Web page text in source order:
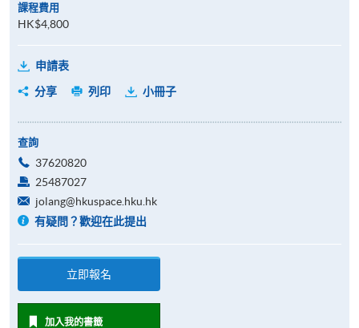
課程費用
HK$4,800
申請表
分享
列印 小冊子
查詢
37620820
25487027
jolang@hkuspace.hku.hk
有疑問？歡迎在此提出
立即報名
加入我的書籤